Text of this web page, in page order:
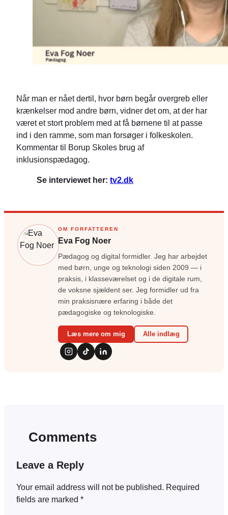
Når man er nået dertil, hvor børn begår overgreb eller
krænkelser mod andre børn, vidner det om, at der har
været et stort problem med at få børnene til at passe
ind i den ramme, som man forsøger i folkeskolen.
Kommentar til Borup Skoles brug af
inklusionspædagog.
Se interviewet her: tv2.dk
OM FORFATTEREN
Eva Fog Noer
Pædagog og digital formidler. Jeg har arbejdet
med børn, unge og teknologi siden 2009 — i
praksis, i klasseværelset og i de digitale rum,
de voksne sjældent ser. Jeg formidler ud fra
min praksisnære erfaring i både det
pædagogiske og teknologiske.
Læs mere om mig Alle indlæg
Comments
Leave a Reply
Your email address will not be published. Required
fields are marked *